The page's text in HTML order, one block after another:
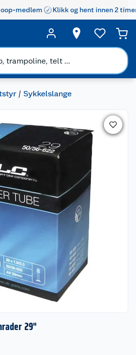
medlem Klikk og hent innen 2
Sykkelslange
29"